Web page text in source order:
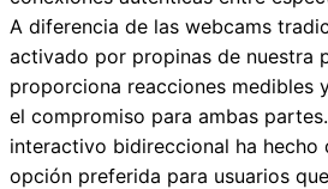
A diferencia de las webcams
activado por propinas de nuestra
proporciona reacciones medibles
el compromiso para ambas
interactivo bidireccional ha hecho
opción preferida para usuarios